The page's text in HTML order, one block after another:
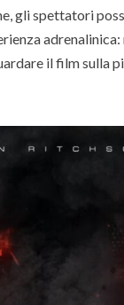
gli spettatori
il film sulla